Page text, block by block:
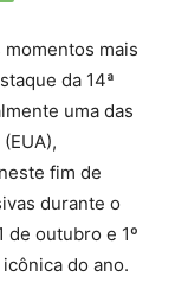
momentos mais
da 14ª
uma das
fim de
durante o
de outubro e 1º
do ano.